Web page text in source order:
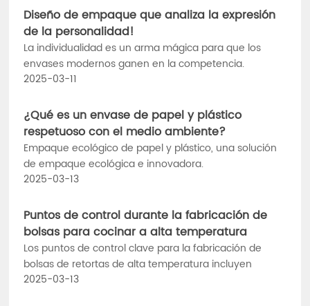
Diseño de empaque que analiza la expresión
de la personalidad!
La individualidad es un arma mágica para que los
envases modernos ganen en la competencia.
2025-03-11
¿Qué es un envase de papel y plástico
respetuoso con el medio ambiente?
Empaque ecológico de papel y plástico, una solución
de empaque ecológica e innovadora.
2025-03-13
Puntos de control durante la fabricación de
bolsas para cocinar a alta temperatura
Los puntos de control clave para la fabricación de
bolsas de retortas de alta temperatura incluyen
2025-03-13